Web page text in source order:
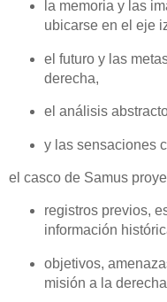
la memoria y las
ubicarse en el eje
el futuro y las
derecha,
el análisis
y las sensaciones
el casco de Samus
registros previos,
información
objetivos,
misión a la